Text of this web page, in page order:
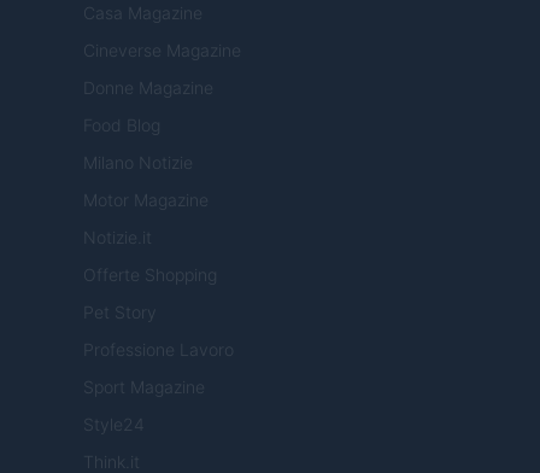
Casa Magazine
Cineverse Magazine
Donne Magazine
Food Blog
Milano Notizie
Motor Magazine
Notizie.it
Offerte Shopping
Pet Story
Professione Lavoro
Sport Magazine
Style24
Think.it